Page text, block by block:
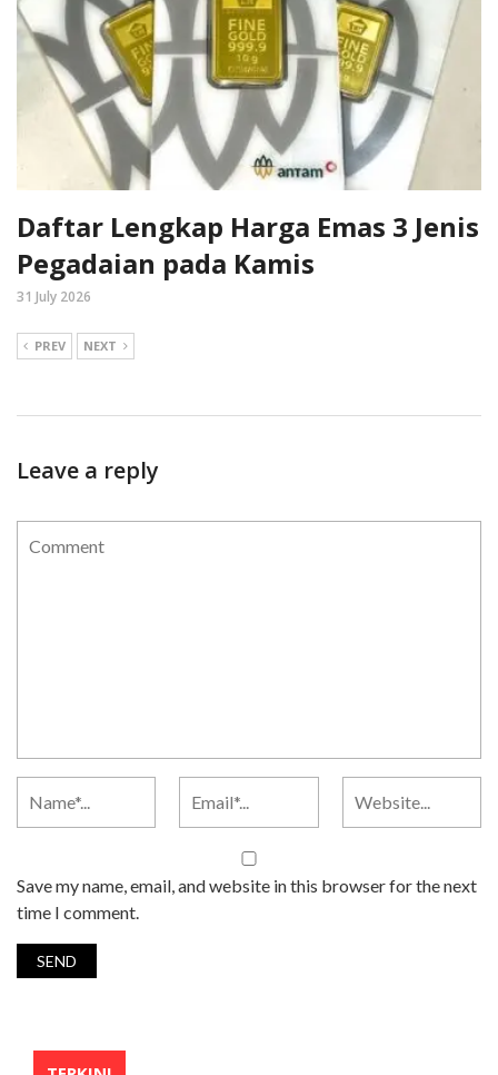
Daftar Lengkap Harga Emas 3 Jenis
Pegadaian pada Kamis
31 July 2026
PREV NEXT
Leave a reply
Save my name, email, and website in this browser for the next
time I comment.